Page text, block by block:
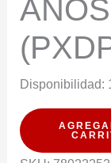
Disponibilidad:
MORF
OBA